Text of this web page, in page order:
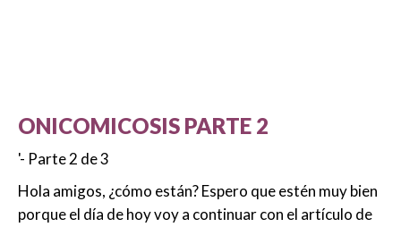
ONICOMICOSIS PARTE 2
'- Parte 2 de 3
Hola amigos, ¿cómo están? Espero que estén muy bien
porque el día de hoy voy a continuar con el artículo de